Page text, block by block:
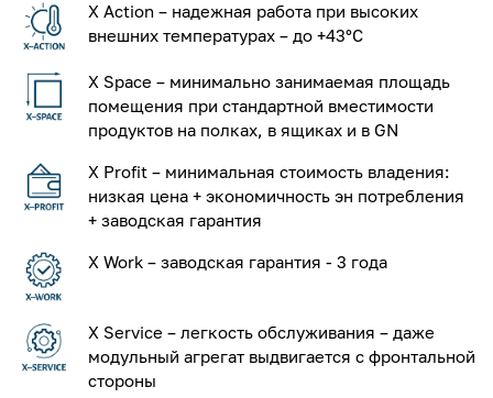
X Action – надежная работа при высоких
внешних температурах – до +43°С
X Space – минимально занимаемая площадь
помещения при стандартной вместимости
продуктов на полках, в ящиках и в GN
X Profit – минимальная стоимость владения:
низкая цена + экономичность эн потребления
+ заводская гарантия
X Work – заводская гарантия - 3 года
X Service – легкость обслуживания – даже
модульный агрегат выдвигается с фронтальной
стороны